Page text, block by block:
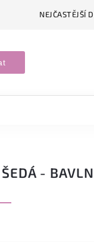
NEJČASTĚJŠÍ
-